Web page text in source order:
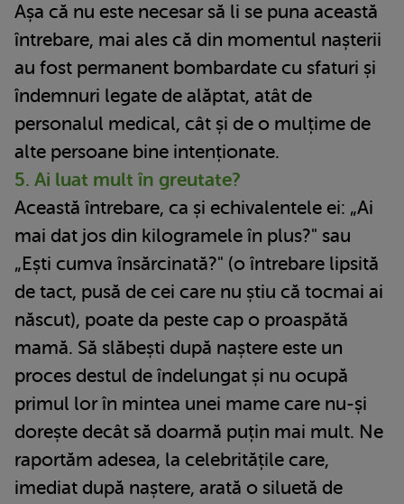
Așa că nu este necesar să li se puna această
întrebare, mai ales că din momentul nașterii
au fost permanent bombardate cu sfaturi și
îndemnuri legate de alăptat, atât de
personalul medical, cât și de o mulțime de
alte persoane bine intenționate.
5. Ai luat mult în greutate?
Această întrebare, ca și echivalentele ei: „Ai
mai dat jos din kilogramele în plus?" sau
„Ești cumva însărcinată?" (o întrebare lipsită
de tact, pusă de cei care nu știu că tocmai ai
născut), poate da peste cap o proaspătă
mamă. Să slăbești după naștere este un
proces destul de îndelungat și nu ocupă
primul lor în mintea unei mame care nu-și
dorește decât să doarmă puțin mai mult. Ne
raportăm adesea, la celebritățile care,
imediat după naștere, arată o siluetă de